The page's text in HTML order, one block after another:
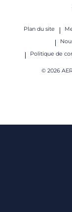
Plan du site
Politique de
© 2026